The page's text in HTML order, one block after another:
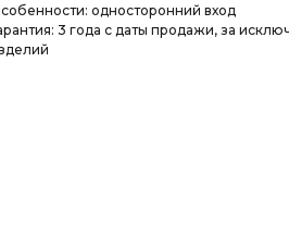
односторонний вход
3 года с даты продажи, за